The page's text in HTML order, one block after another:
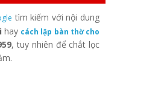
tìm kiếm với nội dung
hay cách lập bàn thờ cho
, tuy nhiên để chắt lọc